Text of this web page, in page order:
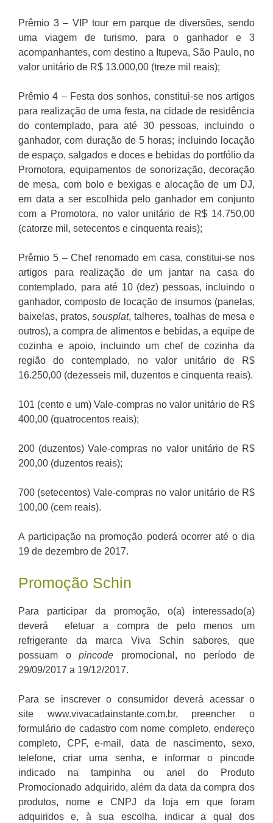
Prêmio 3 – VIP tour em parque de diversões, sendo
uma viagem de turismo, para o ganhador e 3
acompanhantes, com destino a Itupeva, São Paulo, no
valor unitário de R$ 13.000,00 (treze mil reais);
Prêmio 4 – Festa dos sonhos, constitui-se nos artigos
para realização de uma festa, na cidade de residência
do contemplado, para até 30 pessoas, incluindo o
ganhador, com duração de 5 horas; incluindo locação
de espaço, salgados e doces e bebidas do portfólio da
Promotora, equipamentos de sonorização, decoração
de mesa, com bolo e bexigas e alocação de um DJ,
em data a ser escolhida pelo ganhador em conjunto
com a Promotora, no valor unitário de R$ 14.750,00
(catorze mil, setecentos e cinquenta reais);
Prêmio 5 – Chef renomado em casa, constitui-se nos
artigos para realização de um jantar na casa do
contemplado, para até 10 (dez) pessoas, incluindo o
ganhador, composto de locação de insumos (panelas,
baixelas, pratos,sousplat, talheres, toalhas de mesa e
outros), a compra de alimentos e bebidas, a equipe de
cozinha e apoio, incluindo um chef de cozinha da
região do contemplado, no valor unitário de R$
16.250,00 (dezesseis mil, duzentos e cinquenta reais).
101 (cento e um) Vale-compras no valor unitário de R$
400,00 (quatrocentos reais);
200 (duzentos) Vale-compras no valor unitário de R$
200,00 (duzentos reais);
700 (setecentos) Vale-compras no valor unitário de R$
100,00 (cem reais).
A participação na promoção poderá ocorrer até o dia
19 de dezembro de 2017.
Promoção Schin
Para participar da promoção, o(a) interessado(a)
deverá efetuar a compra de pelo menos um
refrigerante da marca Viva Schin sabores, que
possuam o pincode promocional, no período de
29/09/2017 a 19/12/2017.
Para se inscrever o consumidor deverá acessar o
site www.vivacadainstante.com.br, preencher o
formulário de cadastro com nome completo, endereço
completo, CPF, e-mail, data de nascimento, sexo,
telefone, criar uma senha, e informar o pincode
indicado na tampinha ou anel do Produto
Promocionado adquirido, além da data da compra dos
produtos, nome e CNPJ da loja em que foram
adquiridos e, à sua escolha, indicar a qual dos